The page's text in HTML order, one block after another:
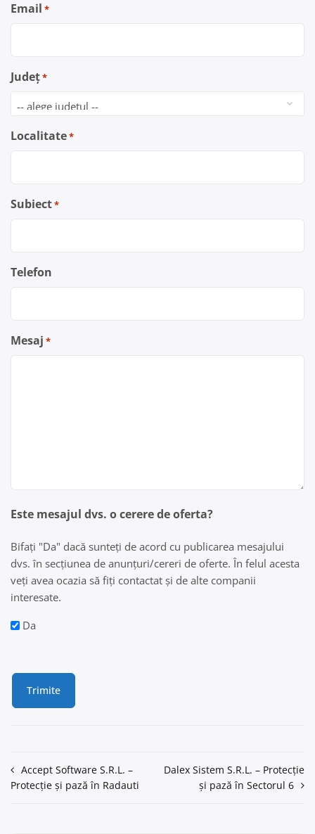
Email *
Județ*
Localitate*
Subiect*
Telefon
Mesaj *
Este mesajul dvs. o cerere de oferta?
Bifați "Da" dacă sunteți de acord cu publicarea mesajului
dvs. în secțiunea de anunțuri/cereri de oferte. În felul acesta
veți avea ocazia să fiți contactat și de alte companii
interesate.
Da
Navigare
Accept Software S.R.L. –
Protecție și pază în Radauti
Dalex Sistem S.R.L. – Protecție
și pază în Sectorul 6